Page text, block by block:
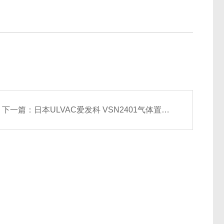
下一篇： 日本ULVAC爱发科 VSN2401气体置换用油旋片式真空泵